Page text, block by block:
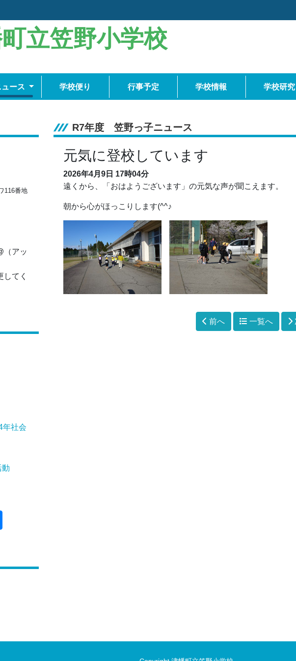
立笠野小学校
ース 学校便り 行事予定 学校情報 学校研究
116番地
（アッ
てく
社会
動
R7年度 笠野っ子ニュース
元気に登校しています
2026年4月9日 17時04分
遠くから、「おはようございます」の元気な声が聞こえます。
朝から心がほっこりします(^^♪
前へ 一覧へ